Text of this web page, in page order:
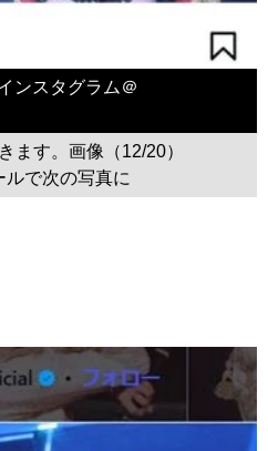
ンスタグラム＠
ます。画像（12/20）
ルで次の写真に